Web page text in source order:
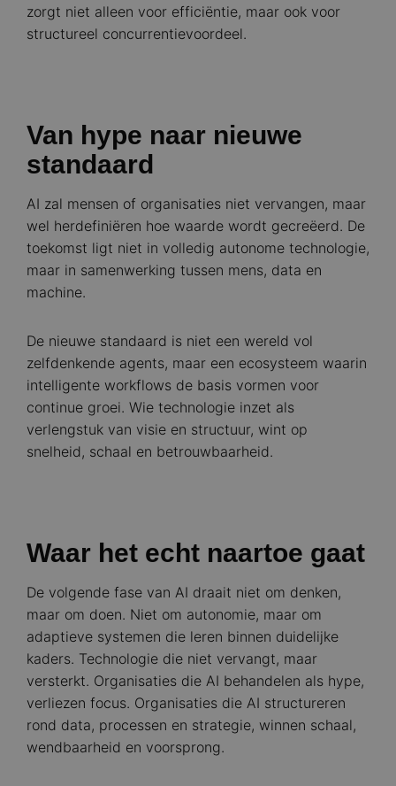
zorgt niet alleen voor efficiëntie, maar ook voor
structureel concurrentievoordeel.
Van hype naar nieuwe
standaard
AI zal mensen of organisaties niet vervangen, maar
wel herdefiniëren hoe waarde wordt gecreëerd. De
toekomst ligt niet in volledig autonome technologie,
maar in samenwerking tussen mens, data en
machine.
De nieuwe standaard is niet een wereld vol
zelfdenkende agents, maar een ecosysteem waarin
intelligente workflows de basis vormen voor
continue groei. Wie technologie inzet als
verlengstuk van visie en structuur, wint op
snelheid, schaal en betrouwbaarheid.
Waar het echt naartoe gaat
De volgende fase van AI draait niet om denken,
maar om doen. Niet om autonomie, maar om
adaptieve systemen die leren binnen duidelijke
kaders. Technologie die niet vervangt, maar
versterkt. Organisaties die AI behandelen als hype,
verliezen focus. Organisaties die AI structureren
rond data, processen en strategie, winnen schaal,
wendbaarheid en voorsprong.